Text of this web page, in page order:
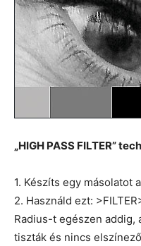
„HIGH PASS FILTER”
1. Készíts egy másolatot
2. Használd ezt:
Radius-t egészen addig,
tiszták és nincs